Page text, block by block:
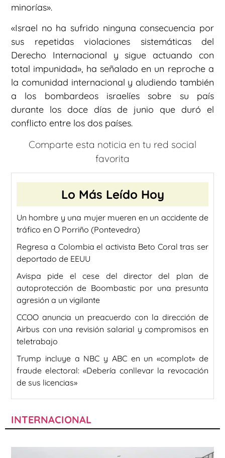
minorías».
«Israel no ha sufrido ninguna consecuencia por
sus repetidas violaciones sistemáticas del
Derecho Internacional y sigue actuando con
total impunidad», ha señalado en un reproche a
la comunidad internacional y aludiendo también
a los bombardeos israelíes sobre su país
durante los doce días de junio que duró el
conflicto entre los dos países.
Comparte esta noticia en tu red social
favorita
Lo Más Leído Hoy
Un hombre y una mujer mueren en un accidente de
tráfico en O Porriño (Pontevedra)
Regresa a Colombia el activista Beto Coral tras ser
deportado de EEUU
Avispa pide el cese del director del plan de
autoprotección de Boombastic por una presunta
agresión a un vigilante
CCOO anuncia un preacuerdo con la dirección de
Airbus con una revisión salarial y compromisos en
teletrabajo
Trump incluye a NBC y ABC en un «complot» de
fraude electoral: «Debería conllevar la revocación
de sus licencias»
INTERNACIONAL